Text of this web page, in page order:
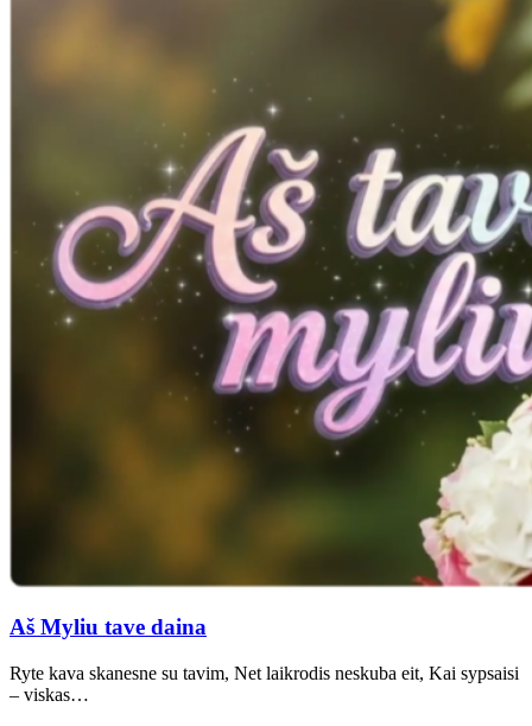
Aš Myliu tave daina
Ryte kava skanesne su tavim, Net laikrodis neskuba eit, Kai sypsaisi
– viskas…